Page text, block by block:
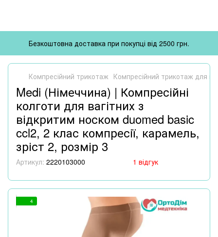
Безкоштовна доставка при покупці від 2500 грн.
Компресійний трикотаж Компресійний трикотаж для
Medi (Німеччина) | Компресійні
колготи для вагітних з
відкритим носком duomed basic
ccl2, 2 клас компресії, карамель,
зріст 2, розмір 3
Артикул: 2220103000 1 відгук
4